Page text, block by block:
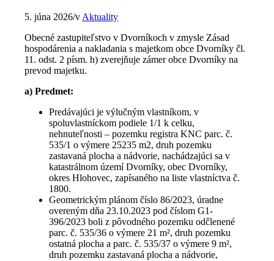
5. júna 2026/v Aktuality
Obecné zastupiteľstvo v Dvorníkoch v zmysle Zásad
hospodárenia a nakladania s majetkom obce Dvorníky čl.
11. odst. 2 písm. h) zverejňuje zámer obce Dvorníky na
prevod majetku.
a) Predmet:
Predávajúci je výlučným vlastníkom, v
spoluvlastníckom podiele 1/1 k celku,
nehnuteľnosti – pozemku registra KNC parc. č.
535/1 o výmere 25235 m2, druh pozemku
zastavaná plocha a nádvorie, nachádzajúci sa v
katastrálnom území Dvorníky, obec Dvorníky,
okres Hlohovec, zapísaného na liste vlastníctva č.
1800.
Geometrickým plánom číslo 86/2023, úradne
overeným dňa 23.10.2023 pod číslom G1-
396/2023 boli z pôvodného pozemku odčlenené
parc. č. 535/36 o výmere 21 m², druh pozemku
ostatná plocha a parc. č. 535/37 o výmere 9 m²,
druh pozemku zastavaná plocha a nádvorie,